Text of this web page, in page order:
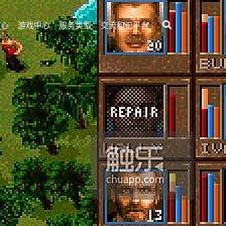
游戏中心 服务类型 交流和记平台